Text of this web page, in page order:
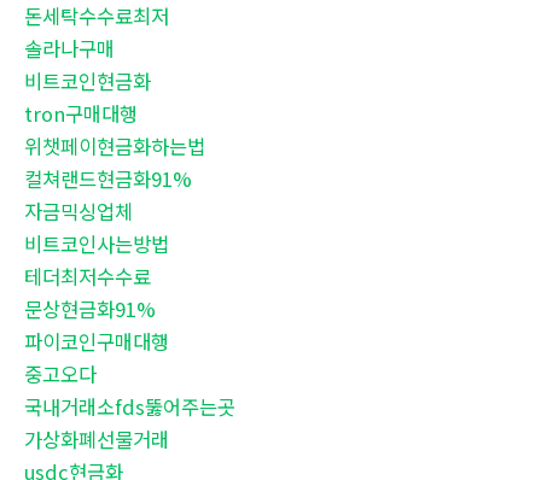
돈세탁수수료최저
솔라나구매
비트코인현금화
tron구매대행
위챗페이현금화하는법
컬쳐랜드현금화91%
자금믹싱업체
비트코인사는방법
테더최저수수료
문상현금화91%
파이코인구매대행
중고오다
국내거래소fds뚫어주는곳
가상화폐선물거래
usdc현금화